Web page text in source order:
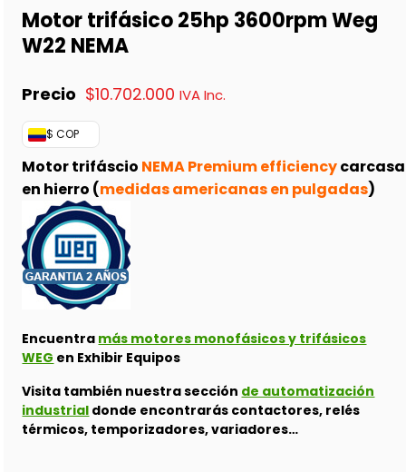
Motor trifásico 25hp 3600rpm Weg
W22 NEMA
$10.702.000 IVA Inc.
$ COP
Motor trifáscio NEMA Premium efficiencycarcasa
en hierro (medidas americanas en pulgadas)
Encuentra más motores monofásicos y trifásicos
WEG en Exhibir Equipos
Visita también nuestra sección de automatización
industrial donde encontrarás contactores, relés
térmicos, temporizadores, variadores…